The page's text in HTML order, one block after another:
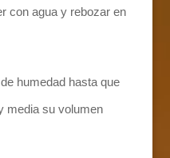
con agua y rebozar en
humedad hasta que
media su volumen